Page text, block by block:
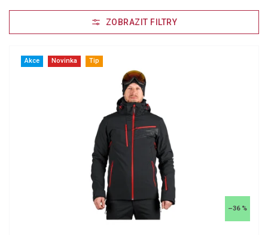
Nejlevnější
Nejdražší
Akce Novinka Tip
–36 %